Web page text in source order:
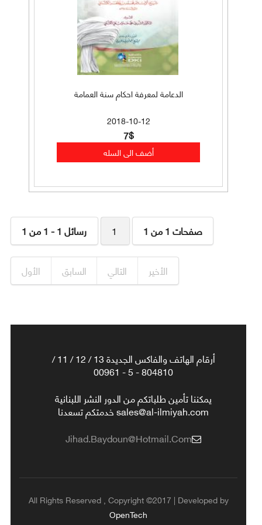
الدعامة لمعرفة احكام سنة العمامة
2018-10-12
7$
رسائل 1 - 1 من 1 1 صفحات 1 من 1
الأول السابق التالي الأخير
أرقام الهاتف والفاكس الجديدة 13 / 12 / 11 /
804810 - 5 - 00961
يمكننا تأمين طلباتكم من الدور النشر اللبنانية
sales@al-ilmiyah.com خدمتكم تسعدنا
Jihad.baydoun@hotmail.com
All Rights Reserved , Copyright ©2017 | Developed by
OpenTech